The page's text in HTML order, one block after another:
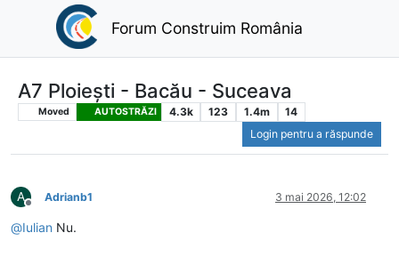
Forum Construim România
A7 Ploiești - Bacău - Suceava
Moved AUTOSTRĂZI 4.3k 123 1.4m
14
Login pentru a răspunde
A
Deconectat
Adrianb1 3 mai 2026, 12:02
@Iulian Nu.